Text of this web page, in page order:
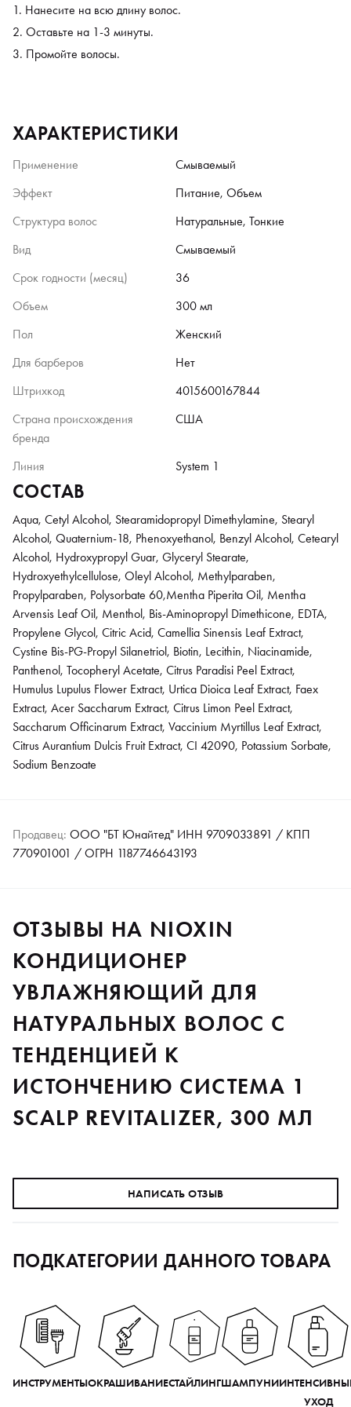
Нанесите на всю длину волос.
Оставьте на 1-3 минуты.
Промойте волосы.
ХАРАКТЕРИСТИКИ
Применение
Смываемый
Эффект
Питание, Объем
Структура волос
Натуральные, Тонкие
Вид
Смываемый
Срок годности (месяц)
36
Объем
300 мл
Пол
Женский
Для барберов
Нет
Штрихкод
4015600167844
Страна происхождения
бренда
США
Линия System 1
СОСТАВ
Aqua, Cetyl Alcohol, Stearamidopropyl Dimethylamine, Stearyl
Alcohol, Quaternium-18, Phenoxyethanol, Benzyl Alcohol, Cetearyl
Alcohol, Hydroxypropyl Guar, Glyceryl Stearate,
Hydroxyethylcellulose, Oleyl Alcohol, Methylparaben,
Propylparaben, Polysorbate 60,Mentha Piperita Oil, Mentha
Arvensis Leaf Oil, Menthol, Bis-Aminopropyl Dimethicone, EDTA,
Propylene Glycol, Citric Acid, Camellia Sinensis Leaf Extract,
Cystine Bis-PG-Propyl Silanetriol, Biotin, Lecithin, Niacinamide,
Panthenol, Tocopheryl Acetate, Citrus Paradisi Peel Extract,
Humulus Lupulus Flower Extract, Urtica Dioica Leaf Extract, Faex
Extract, Acer Saccharum Extract, Citrus Limon Peel Extract,
Saccharum Officinarum Extract, Vaccinium Myrtillus Leaf Extract,
Citrus Aurantium Dulcis Fruit Extract, CI 42090, Potassium Sorbate,
Sodium Benzoate
Продавец: ООО "БТ Юнайтед" ИНН 9709033891 / КПП
770901001 / ОГРН 1187746643193
ОТЗЫВЫ НА NIOXIN
КОНДИЦИОНЕР
УВЛАЖНЯЮЩИЙ ДЛЯ
НАТУРАЛЬНЫХ ВОЛОС С
ТЕНДЕНЦИЕЙ К
ИСТОНЧЕНИЮ СИСТЕМА 1
SCALP REVITALIZER, 300 МЛ
НАПИСАТЬ ОТЗЫВ
ПОДКАТЕГОРИИ ДАННОГО ТОВАРА
ИНСТРУМЕНТЫОКРАШИВАНИЕСТАЙЛИНГШАМПУНИ
УХОД